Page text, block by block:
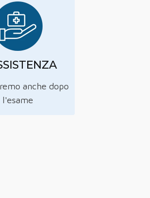
anche dopo
l'esame